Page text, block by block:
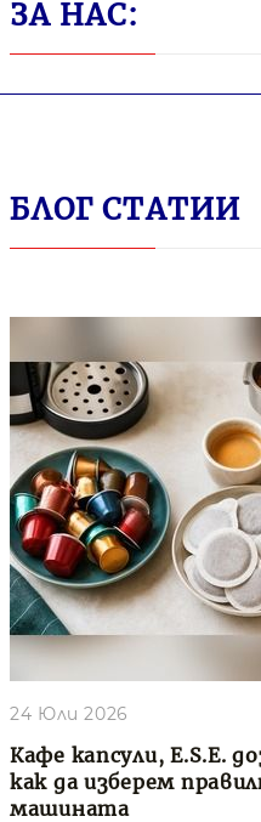
ЗА НАС:
БЛОГ СТАТИИ
Кафе капсули, E.S.E.
как да изберем
машината
24 Юли 2026